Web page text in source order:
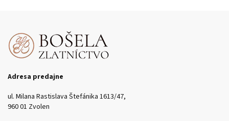
Adresa predajne
ul. Milana Rastislava Štefánika 1613/47,
960 01 Zvolen